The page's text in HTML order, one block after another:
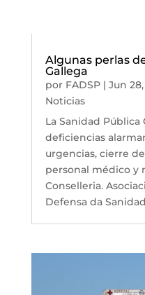
Algunas perlas
Gallega
por FADSP| Jun
Noticias
La Sanidad
deficiencias
urgencias, cierre
personal médico y
Conselleria.
Defensa da